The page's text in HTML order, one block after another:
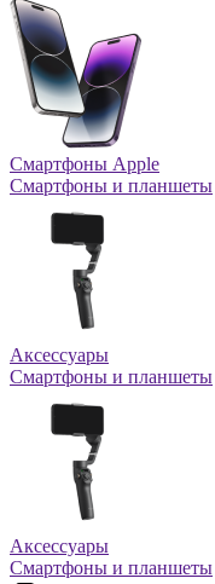
Смартфоны Apple
Смартфоны и планшеты
Аксессуары
Смартфоны и планшеты
Аксессуары
Смартфоны и планшеты